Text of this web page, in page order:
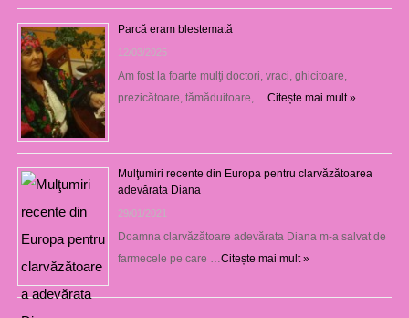
Parcă eram blestemată
12/03/2025
Am fost la foarte mulţi doctori, vraci, ghicitoare,
prezicătoare, tămăduitoare, … Citește mai mult »
Mulţumiri recente din Europa pentru clarvăzătoarea
adevărata Diana
29/01/2021
Doamna clarvăzătoare adevărata Diana m-a salvat de
farmecele pe care … Citește mai mult »